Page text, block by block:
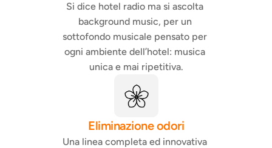
Si dice hotel radio ma si ascolta
background music, per un
sottofondo musicale pensato per
ogni ambiente dell’hotel: musica
unica e mai ripetitiva.
Eliminazione odori
Una linea completa ed innovativa